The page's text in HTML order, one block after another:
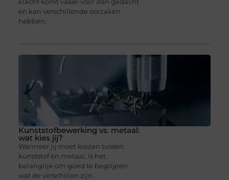
klacht komt vaker voor dan gedacht
en kan verschillende oorzaken
hebben,
Kunststofbewerking vs. metaal:
wat kies jij?
Wanneer jij moet kiezen tussen
kunststof en metaal, is het
belangrijk om goed te begrijpen
wat de verschillen zijn.